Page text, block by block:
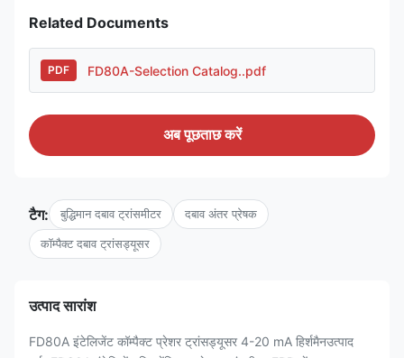
Related Documents
PDF FD80A-Selection Catalog..pdf
अब पूछताछ करें
टैग: बुद्धिमान दबाव ट्रांसमीटर दबाव अंतर प्रेषक
कॉम्पैक्ट दबाव ट्रांसड्यूसर
उत्पाद सारांश
FD80A इंटेलिजेंट कॉम्पैक्ट प्रेशर ट्रांसड्यूसर 4-20 mA हिर्शमैनउत्पाद